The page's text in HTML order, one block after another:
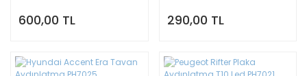
600,00 TL 290,00 TL